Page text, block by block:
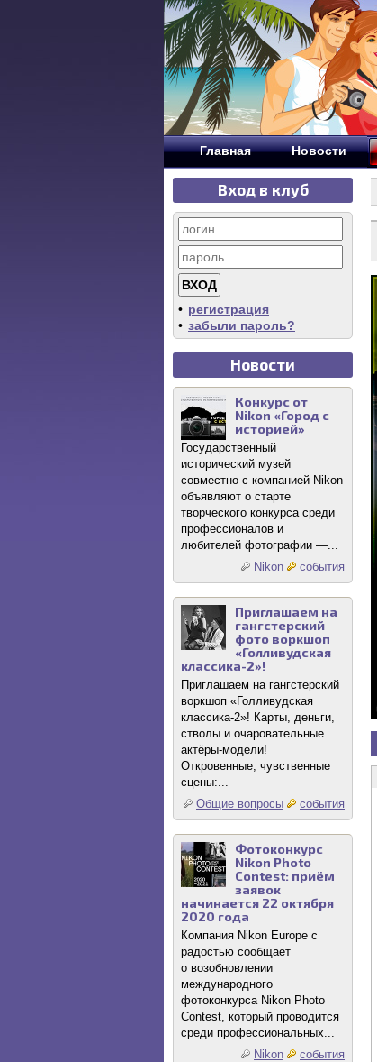
Главная Новости
Вход в клуб
• регистрация
• забыли пароль?
Новости
Конкурс от
Nikon «Город с
историей»
Государственный
исторический музей
совместно с компанией Nikon
объявляют о старте
творческого конкурса среди
профессионалов и
любителей фотографии —...
Nikon
события
Приглашаем на
гангстерский
фото воркшоп
«Голливудская
классика-2»!
Приглашаем на гангстерский
воркшоп «Голливудская
классика-2»! Карты, деньги,
стволы и очаровательные
актёры-модели!
Откровенные, чувственные
сцены:...
Общие вопросы
события
Фотоконкурс
Nikon Photo
Contest: приём
заявок
начинается 22 октября
2020 года
Компания Nikon Europe с
радостью сообщает
о возобновлении
международного
фотоконкурса Nikon Photo
Contest, который проводится
среди профессиональных...
Nikon
события